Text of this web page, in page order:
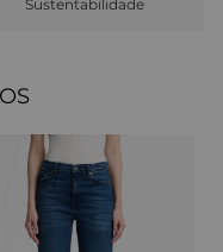
Sustentabilidade